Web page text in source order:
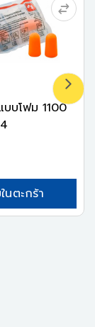
บโฟม 1100
นตะกร้า